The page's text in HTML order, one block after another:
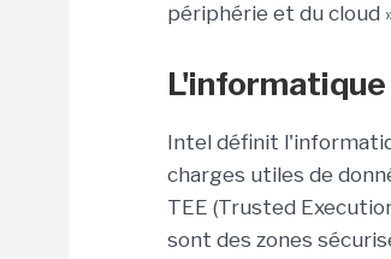
périphérie et du cloud
Intel définit
charges utiles de
TEE (Trusted
sont des zones